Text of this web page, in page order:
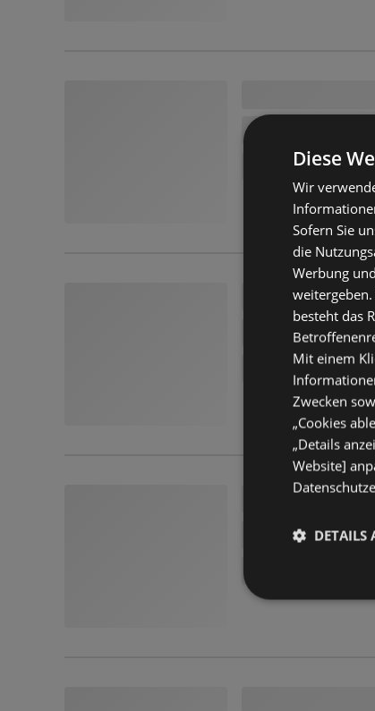
Diese
Wir
Sofern Sie
die
Werbung
besteht das
Mit einem
Zwecken
„Cookies
„Details
Website]
DETAILS